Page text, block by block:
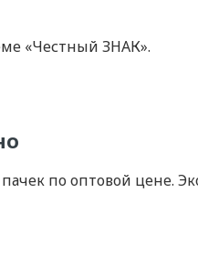
«Честный ЗНАК».
по оптовой цене.